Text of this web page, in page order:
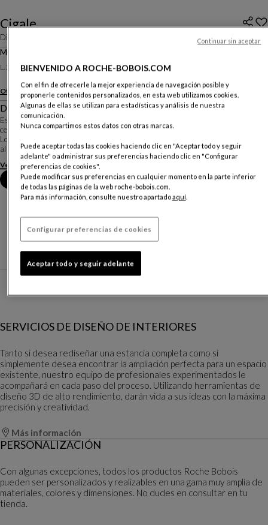
Cigale
Diseño
MESA DE COMEDOR
L. 200 X A. 73,6 X P. 100 Cm
Otros materiales
Descripción
Esta mesa de comedor con diseño firme, está constituida de un sobre de
cerámica encima de un cristal, posado sobre una pata de acero lacado.
Los ocho planos de acero, tallados en trapecio, están ensamblados por parejas
al suelo y se despliegan en ...
Ver más Descargar la ficha técnica
Reserva una cita en tienda
SERVICIOS DE DISEÑO DE INTERIORES
Tanto si desea rediseñar una estancia completa como si
simplemente desea encontrar la ampliación perfecta para un espacio
existente, nuestro equipo de profesionales experimentados le
acompañará en cada paso del proceso. Utilizando herramientas de
diseño 3D de alto rendimiento, darán vida a sus ideas con la máxima
precisión y creatividad.
Más información
PERSONALIZACIÓN
Con algunas excepciones, todos los productos Roche Bobois
pueden ser personalizados y realizables en una gama muy amplia de
materiales, colores y dimensiones. No dudes en consultar en tu
tienda.
BIENVENIDO A ROCHE-BOBOIS.COM
Con el fin de ofrecerle la mejor experiencia de navegación posible y
proponerle contenidos personalizados, en esta web utilizamos cookies.
Algunas de ellas se utilizan para estadísticas y análisis de nuestra
comunicación.
Nunca compartimos estos datos con otras marcas.
Puede aceptar todas las cookies haciendo clic en "Aceptar todo y seguir
adelante" o administrar sus preferencias haciendo clic en "Configurar
preferencias de cookies".
Puede modificar sus preferencias en cualquier momento en la parte inferior
de todas las páginas de la web roche-bobois.com.
Para más información, consulte nuestro apartadoaquí.
Configurar preferencias de cookies
Aceptar todo y seguir adelante
Continuar sin aceptar